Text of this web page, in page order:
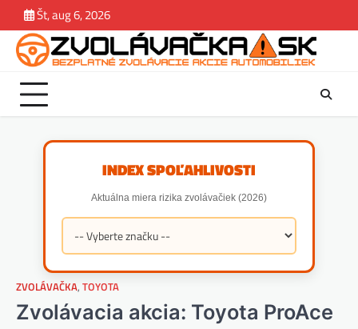
to
content
Št, aug 6, 2026
Rady.
Tipy
INDEX SPOĽAHLIVOSTI
Aktuálna miera rizika zvolávačiek (2026)
ZVOLÁVAČKA, TOYOTA
Zvolávacia akcia: Toyota ProAce